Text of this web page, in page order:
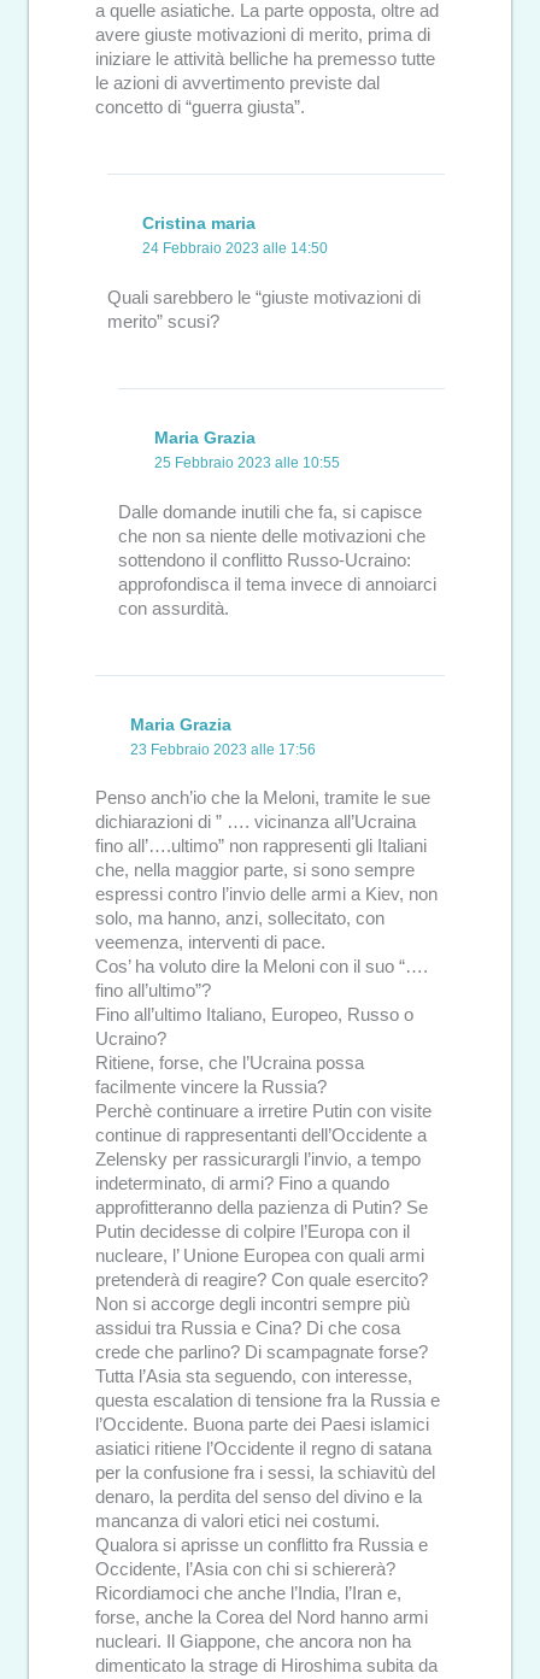
a quelle asiatiche. La parte opposta, oltre ad
avere giuste motivazioni di merito, prima di
iniziare le attività belliche ha premesso tutte
le azioni di avvertimento previste dal
concetto di “guerra giusta”.
Cristina maria
24 Febbraio 2023 alle 14:50
Quali sarebbero le “giuste motivazioni di
merito” scusi?
Maria Grazia
25 Febbraio 2023 alle 10:55
Dalle domande inutili che fa, si capisce
che non sa niente delle motivazioni che
sottendono il conflitto Russo-Ucraino:
approfondisca il tema invece di annoiarci
con assurdità.
Maria Grazia
23 Febbraio 2023 alle 17:56
Penso anch’io che la Meloni, tramite le sue
dichiarazioni di ” …. vicinanza all’Ucraina
fino all’….ultimo” non rappresenti gli Italiani
che, nella maggior parte, si sono sempre
espressi contro l’invio delle armi a Kiev, non
solo, ma hanno, anzi, sollecitato, con
veemenza, interventi di pace.
Cos’ ha voluto dire la Meloni con il suo “….
fino all’ultimo”?
Fino all’ultimo Italiano, Europeo, Russo o
Ucraino?
Ritiene, forse, che l’Ucraina possa
facilmente vincere la Russia?
Perchè continuare a irretire Putin con visite
continue di rappresentanti dell’Occidente a
Zelensky per rassicurargli l’invio, a tempo
indeterminato, di armi? Fino a quando
approfitteranno della pazienza di Putin? Se
Putin decidesse di colpire l’Europa con il
nucleare, l’ Unione Europea con quali armi
pretenderà di reagire? Con quale esercito?
Non si accorge degli incontri sempre più
assidui tra Russia e Cina? Di che cosa
crede che parlino? Di scampagnate forse?
Tutta l’Asia sta seguendo, con interesse,
questa escalation di tensione fra la Russia e
l’Occidente. Buona parte dei Paesi islamici
asiatici ritiene l’Occidente il regno di satana
per la confusione fra i sessi, la schiavitù del
denaro, la perdita del senso del divino e la
mancanza di valori etici nei costumi.
Qualora si aprisse un conflitto fra Russia e
Occidente, l’Asia con chi si schiererà?
Ricordiamoci che anche l’India, l’Iran e,
forse, anche la Corea del Nord hanno armi
nucleari. Il Giappone, che ancora non ha
dimenticato la strage di Hiroshima subita da